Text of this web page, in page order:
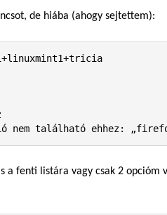
de hiába (ahogy sejtettem):
nem található ehhez:
a fenti listára vagy csak 2 opcióm